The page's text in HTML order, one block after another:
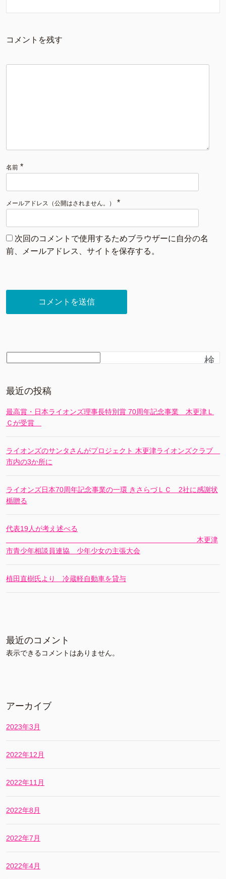
コメントを残す
名前 *
メールアドレス（公開はされません。） *
次回のコメントで使用するためブラウザーに自分の名
前、メールアドレス、サイトを保存する。
検
最近の投稿
最高賞・日本ライオンズ理事長特別賞 70周年記念事業 木更津Ｌ
Ｃが受賞
ライオンズのサンタさんがプロジェクト 木更津ライオンズクラブ
市内の3か所に
ライオンズ日本70周年記念事業の一環 きさらづＬＣ 2社に感謝状
楯贈る
代表19人が考え述べる
木更津
市青少年相談員連協 少年少女の主張大会
植田直樹氏より 冷蔵軽自動車を貸与
最近のコメント
表示できるコメントはありません。
アーカイブ
2023年3月
2022年12月
2022年11月
2022年8月
2022年7月
2022年4月